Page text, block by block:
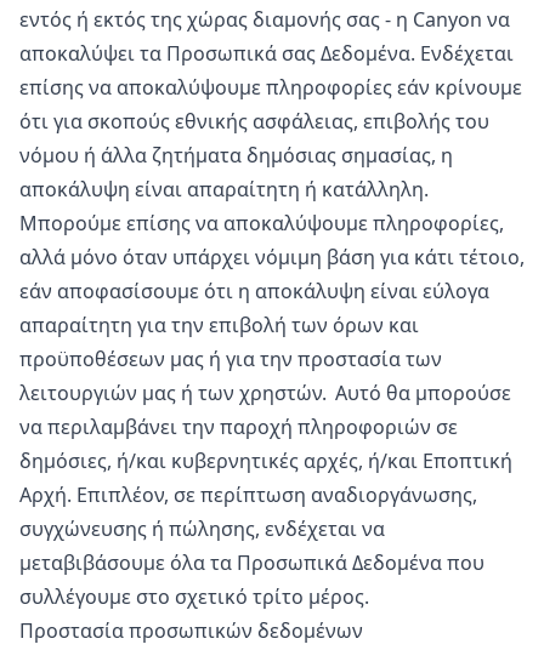
εντός ή εκτός της χώρας διαμονής σας - η Canyon να
αποκαλύψει τα Προσωπικά σας Δεδομένα. Ενδέχεται
επίσης να αποκαλύψουμε πληροφορίες εάν κρίνουμε
ότι για σκοπούς εθνικής ασφάλειας, επιβολής του
νόμου ή άλλα ζητήματα δημόσιας σημασίας, η
αποκάλυψη είναι απαραίτητη ή κατάλληλη.
Μπορούμε επίσης να αποκαλύψουμε πληροφορίες,
αλλά μόνο όταν υπάρχει νόμιμη βάση για κάτι τέτοιο,
εάν αποφασίσουμε ότι η αποκάλυψη είναι εύλογα
απαραίτητη για την επιβολή των όρων και
προϋποθέσεων μας ή για την προστασία των
λειτουργιών μας ή των χρηστών. Αυτό θα μπορούσε
να περιλαμβάνει την παροχή πληροφοριών σε
δημόσιες, ή/και κυβερνητικές αρχές, ή/και Εποπτική
Αρχή. Επιπλέον, σε περίπτωση αναδιοργάνωσης,
συγχώνευσης ή πώλησης, ενδέχεται να
μεταβιβάσουμε όλα τα Προσωπικά Δεδομένα που
συλλέγουμε στο σχετικό τρίτο μέρος.
Προστασία προσωπικών δεδομένων